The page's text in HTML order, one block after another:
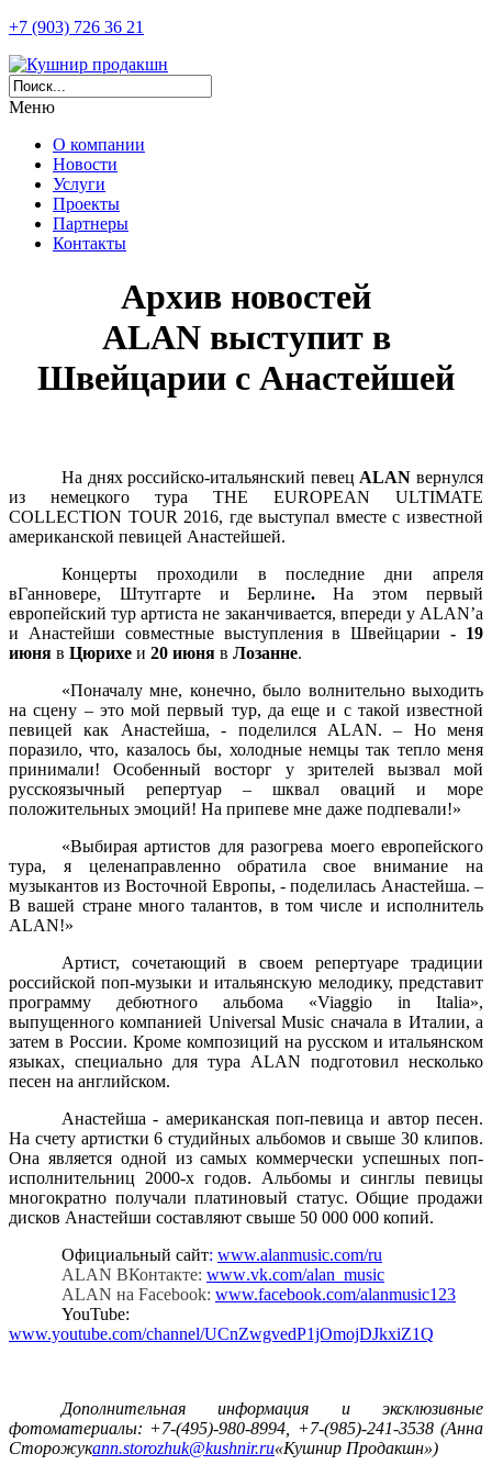
+7 (903) 726 36 21
Меню
О компании
Новости
Услуги
Проекты
Партнеры
Контакты
Архив новостей
ALAN выступит в
Швейцарии с Анастейшей
На днях российско-итальянский певец ALAN вернулся
из немецкого тура THE EUROPEAN ULTIMATE
COLLECTION TOUR 2016, где выступал вместе с известной
американской певицей Анастейшей.
Концерты проходили в последние дни апреля
вГанновере, Штутгарте и Берлине.На этом первый
европейский тур артиста не заканчивается, впереди у ALAN’а
и Анастейши совместные выступления в Швейцарии- 19
июня в Цюрихе и 20 июня в Лозанне.
«Поначалу мне, конечно, было волнительно выходить
на сцену – это мой первый тур, да еще и с такой известной
певицей как Анастейша, - поделился ALAN. – Но меня
поразило, что, казалось бы, холодные немцы так тепло меня
принимали! Особенный восторг у зрителей вызвал мой
русскоязычный репертуар – шквал оваций и море
положительных эмоций! На припеве мне даже подпевали!»
«Выбирая артистов для разогрева моего европейского
тура, я целенаправленно обратила свое внимание на
музыкантов из Восточной Европы, - поделилась Анастейша. –
В вашей стране много талантов, в том числе и исполнитель
ALAN!»
Артист, сочетающий в своем репертуаре традиции
российской поп-музыки и итальянскую мелодику, представит
программу дебютного альбома «Viaggio in Italia»,
выпущенного компанией Universal Music сначала в Италии, а
затем в России. Кроме композиций на русском и итальянском
языках, специально для тура
ALAN подготовил несколько
песен на английском.
Анастейша - американская поп-певица и автор песен.
На счету артистки 6 студийных альбомов и свыше 30 клипов.
Она является одной из самых коммерчески успешных поп-
исполнительниц 2000-х годов. Альбомы и синглы певицы
многократно получали платиновый статус. Общие продажи
дисков Анастейши составляют свыше 50 000 000 копий.
Официальный сайт: www.alanmusic.com/ru
ALAN ВКонтакте: www.vk.com/alan music
ALAN на Facebook: www.facebook.com/alanmusic123
YouTube:
www.youtube.com/channel/UCnZwgvedP1jOmojDJkxiZ1Q
Дополнительная информация и эксклюзивные
фотоматериалы: +7-(495)-980-8994, +7-(985)-241-3538 (Анна
Сторожукann.storozhuk@kushnir.ru«Кушнир Продакшн»)